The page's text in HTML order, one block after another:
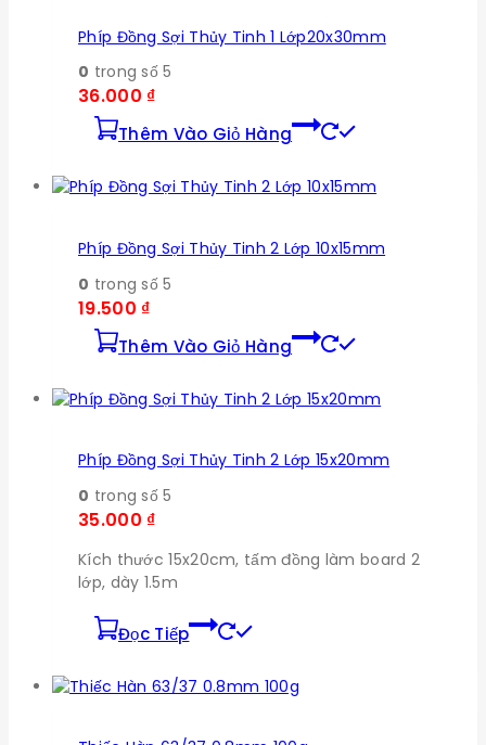
Phíp Đồng Sợi Thủy Tinh 1 Lớp20x30mm
0 trong số 5
36.000 ₫
Thêm Vào Giỏ Hàng
Phíp Đồng Sợi Thủy Tinh 2 Lớp 10x15mm
0 trong số 5
19.500 ₫
Thêm Vào Giỏ Hàng
Phíp Đồng Sợi Thủy Tinh 2 Lớp 15x20mm
0 trong số 5
35.000 ₫
Kích thước 15x20cm, tấm đồng làm board 2
lớp, dày 1.5m
Đọc Tiếp